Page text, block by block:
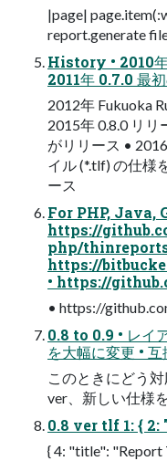
|page|
report.generate
History • 2010年
2011年 0.7.0 最
2012年 Fukuoka
2015年 0.8.0 リ
がリリース •
イル (*.tlf) の仕様
ース
For PHP, Java,
https://
php/
https://
• https://
• https://
0.8 to 0.9 • レイ
を⼤幅に変更 •
このときにどう
ver、新しい仕様
0.8 ver tlf 1: { 2:
{ 4: "title": "Report